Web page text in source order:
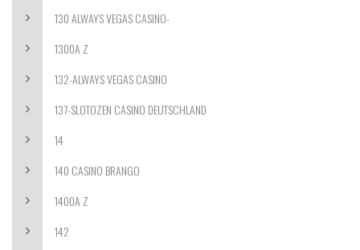
130 ALWAYS VEGAS CASINO-
1300A Z
132-ALWAYS VEGAS CASINO
137-SLOTOZEN CASINO DEUTSCHLAND
14
140 CASINO BRANGO
1400A Z
142